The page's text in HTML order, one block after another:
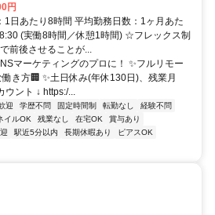
円
1日あたり8時間 平均勤務日数：1ヶ月あた
(実働8時間／休憩1時間) ☆フレックス制
前後させることが...
マーケティングのプロに！ ✨フルリモー
き方🏢 ✨土日休み(年休130日)、残業月
ウント ↓ https:/...
迎 学歴不問 固定時間制 転勤なし
経験不問
イルOK 残業なし 在宅OK
賞与あり
駅近5分以内 長期休暇あり
ピアスOK